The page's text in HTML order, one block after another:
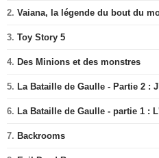
2. Vaiana, la légende du bout du
3. Toy Story 5
4. Des Minions et des monstres
5. La Bataille de Gaulle - Partie 2 :
6. La Bataille de Gaulle - partie 1 :
7. Backrooms